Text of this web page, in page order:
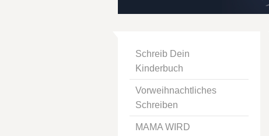
Schreib Dein
Kinderbuch
Vorweihnachtliches
Schreiben
MAMA WIRD